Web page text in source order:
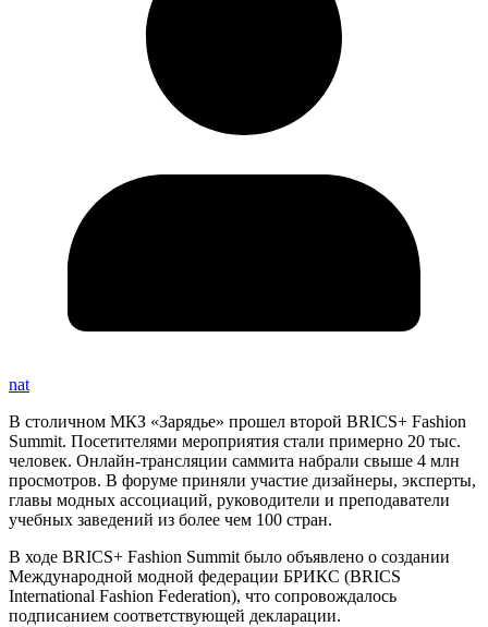
nat
В столичном МКЗ «Зарядье» прошел второй BRICS+ Fashion
Summit. Посетителями мероприятия стали примерно 20 тыс.
человек. Онлайн-трансляции саммита набрали свыше 4 млн
просмотров. В форуме приняли участие дизайнеры, эксперты,
главы модных ассоциаций, руководители и преподаватели
учебных заведений из более чем 100 стран.
В ходе BRICS+ Fashion Summit было объявлено о создании
Международной модной федерации БРИКС (BRICS
International Fashion Federation), что сопровождалось
подписанием соответствующей декларации.